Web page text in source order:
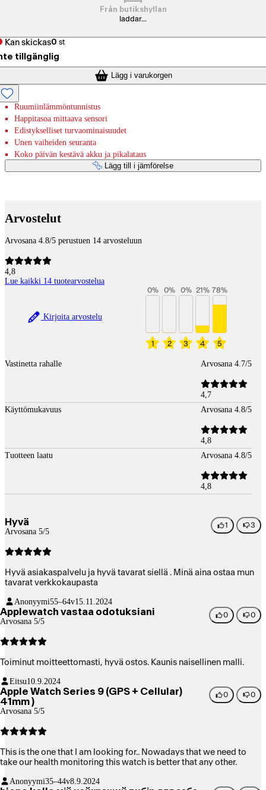
Från butikshyllan
laddar...
Kan skickas0 st
tillgänglig
Lägg i varukorgen
Ruumiinlämmöntunnistus
Happitasoa mittaava sensori
Edistykselliset turvaominaisuudet
Unen vaiheiden seuranta
Koko päivän kestävä akku ja pikalataus
Lägg till i jämförelse
Arvostelut
Arvosana 4.8/5 perustuen 14 arvosteluun
4,8
Lue kaikki 14 tuotearvostelua
Kirjoita arvostelu
1
0%
2
0%
3
0%
4
21%
5
78%
Vastinetta rahalle Arvosana 4.7/5
4,7
Käyttömukavuus
Arvosana 4.8/5
4,8
Tuotteen laatu
Arvosana 4.8/5
4,8
Hyvä
Arvosana 5/5
1 3
Hyvä asiakaspalvelu ja hyvä tavarat siellä . Minä aina ostaa mun
tavarat verkkokaupasta
Anonyymi55–64v15.11.2024
Applewatch vastaa odotuksiani
Arvosana 5/5
0 0
Toiminut moitteettomasti, hyvä ostos. Kaunis naisellinen malli.
Eitsu10.9.2024
Apple Watch Series 9 (GPS + Cellular)
41mm )
Arvosana 5/5
0 0
This is the one that I am looking for.. Nowadays that we need to
take our health monitoring this watch is better that any other.
Anonyymi35–44v8.9.2024